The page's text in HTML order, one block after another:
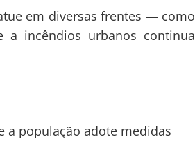
em diversas frentes — como
a incêndios urbanos continua
a população adote medidas